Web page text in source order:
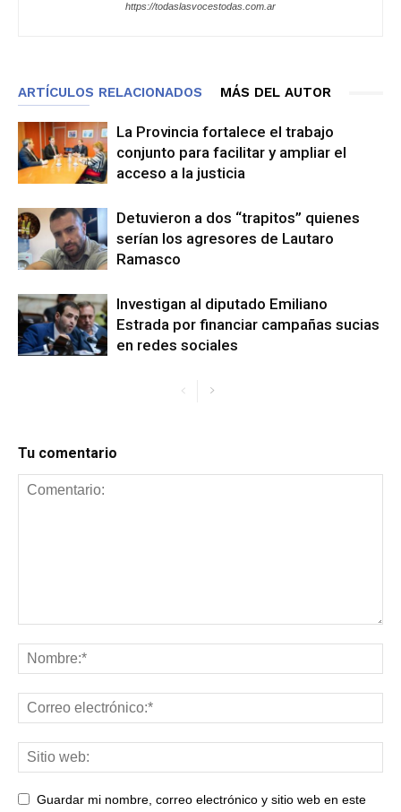
https://todaslasvocestodas.com.ar
ARTÍCULOS RELACIONADOS MÁS DEL AUTOR
La Provincia fortalece el trabajo
conjunto para facilitar y ampliar el
acceso a la justicia
Detuvieron a dos “trapitos” quienes
serían los agresores de Lautaro
Ramasco
Investigan al diputado Emiliano
Estrada por financiar campañas sucias
en redes sociales
Tu comentario
Guardar mi nombre, correo electrónico y sitio web en este